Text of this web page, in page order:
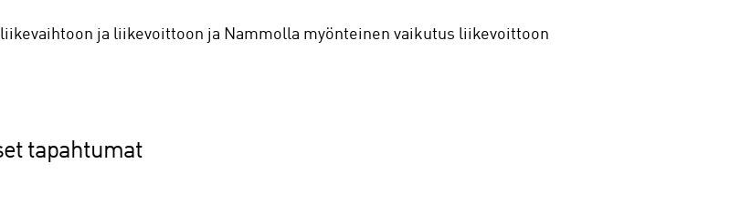
ja liikevoittoon ja Nammolla myönteinen vaikutus liikevoittoon
tapahtumat